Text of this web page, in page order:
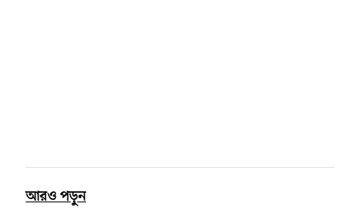
আরও পড়ুন